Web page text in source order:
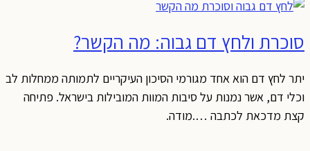
ולחץ דם גבוה: מה הקשר?
לחץ דם הוא אחד מגורמי הסיכון העיקריים לתמותה ממחלות לב
דם, אשר נמנות על סיבות המוות המובילות בישראל. פתיחה
מדכאת לכתבה ….מודה.